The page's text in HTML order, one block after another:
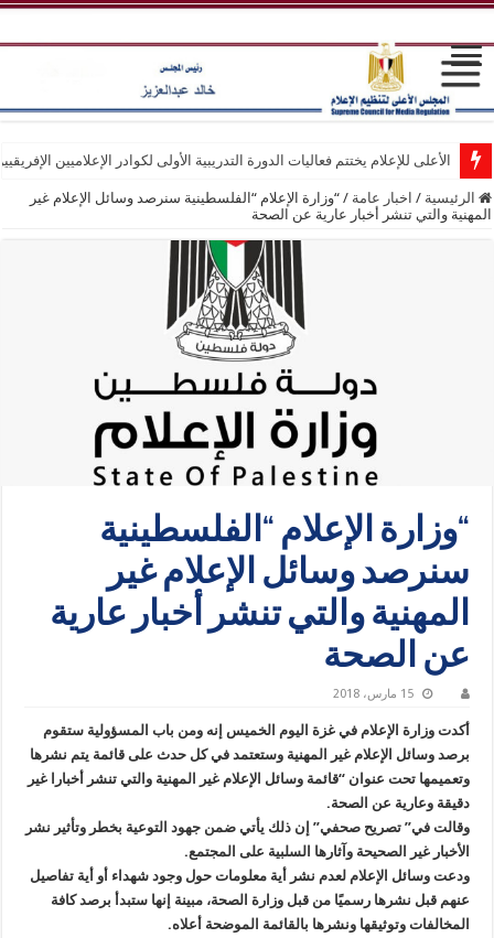
الأعلى للإعلام يختتم فعاليات الدورة التدريبية الأولى لكوادر الإعلاميين
الرئيسية / اخبار عامة / “وزارة الإعلام “الفلسطينية سنرصد وسائل الإعلام غير
المهنية والتي تنشر أخبار عارية عن الصحة
“وزارة الإعلام “الفلسطينية
سنرصد وسائل الإعلام غير
المهنية والتي تنشر أخبار عارية
عن الصحة
15 مارس، 2018
أكدت وزارة الإعلام في غزة اليوم الخميس إنه ومن باب المسؤولية ستقوم
برصد وسائل الإعلام غير المهنية وستعتمد في كل حدث على قائمة يتم نشرها
وتعميمها تحت عنوان “قائمة وسائل الإعلام غير المهنية والتي تنشر أخبارا غير
دقيقة وعارية عن الصحة.
وقالت في” تصريح صحفي” إن ذلك يأتي ضمن جهود التوعية بخطر وتأثير نشر
الأخبار غير الصحيحة وآثارها السلبية على المجتمع.
ودعت وسائل الإعلام لعدم نشر أية معلومات حول وجود شهداء أو أية تفاصيل
عنهم قبل نشرها رسميًا من قبل وزارة الصحة، مبينة إنها ستبدأ برصد كافة
المخالفات وتوثيقها ونشرها بالقائمة الموضحة أعلاه.